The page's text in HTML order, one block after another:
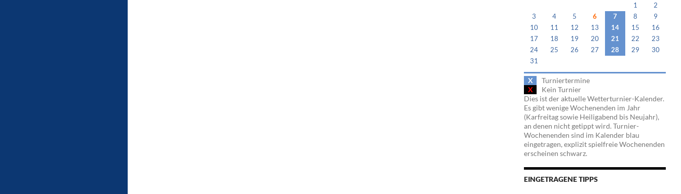
1
2
3
4 5 6 7 8
9
10
11 12 13 14 15
16
17
18 19 20 21 22
23
24
25 26 27 28 29
30
31
X
Turniertermine
X
Kein Turnier
Dies ist der aktuelle Wetterturnier-Kalender.
Es gibt wenige Wochenenden im Jahr
(Karfreitag sowie Heiligabend bis Neujahr),
an denen nicht getippt wird. Turnier-
Wochenenden sind im Kalender blau
eingetragen, explizit spielfreie Wochenenden
erscheinen schwarz.
EINGETRAGENE TIPPS